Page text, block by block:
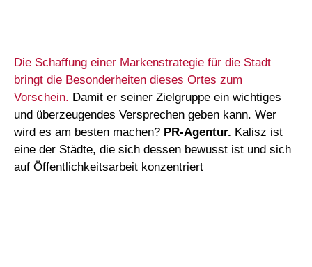
Die Schaffung einer Markenstrategie für die Stadt
bringt die Besonderheiten dieses Ortes zum
Vorschein. Damit er seiner Zielgruppe ein wichtiges
und überzeugendes Versprechen geben kann. Wer
wird es am besten machen? PR-Agentur. Kalisz ist
eine der Städte, die sich dessen bewusst ist und sich
auf Öffentlichkeitsarbeit konzentriert